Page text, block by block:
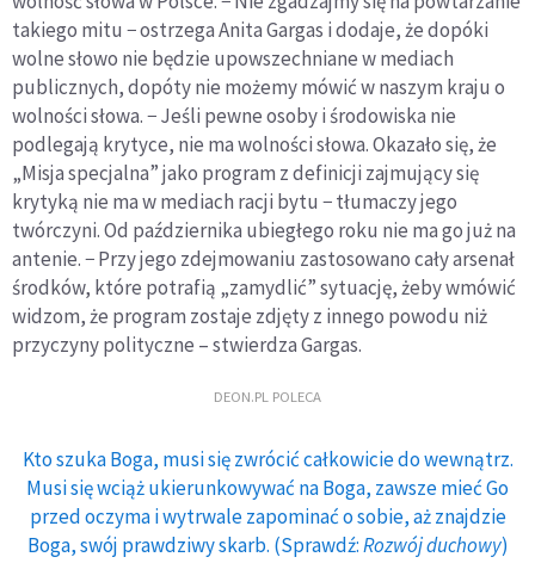
takiego mitu − ostrzega Anita Gargas i dodaje, że dopóki
wolne słowo nie będzie upowszechniane w mediach
publicznych, dopóty nie możemy mówić w naszym kraju o
wolności słowa. − Jeśli pewne osoby i środowiska nie
podlegają krytyce, nie ma wolności słowa. Okazało się, że
„Misja specjalna” jako program z definicji zajmujący się
krytyką nie ma w mediach racji bytu − tłumaczy jego
twórczyni. Od października ubiegłego roku nie ma go już na
antenie. − Przy jego zdejmowaniu zastosowano cały arsenał
środków, które potrafią „zamydlić” sytuację, żeby wmówić
widzom, że program zostaje zdjęty z innego powodu niż
przyczyny polityczne – stwierdza Gargas.
DEON.PL POLECA
Kto szuka Boga, musi się zwrócić całkowicie do wewnątrz.
Musi się wciąż ukierunkowywać na Boga, zawsze mieć Go
przed oczyma i wytrwale zapominać o sobie, aż znajdzie
Boga, swój prawdziwy skarb. (Sprawdź:Rozwój duchowy)